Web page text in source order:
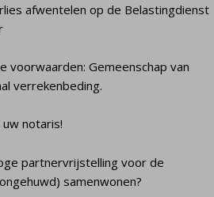
afwentelen op de Belastingdienst
voorwaarden: Gemeenschap van
verrekenbeding.
notaris!
partnervrijstelling voor de
samenwonen?